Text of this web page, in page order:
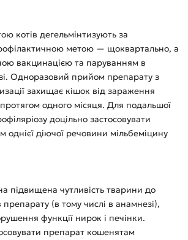
котів дегельмінтизують за
метою — щоквартально, а
вакцинацією та паруванням в
Одноразовий прийом препарату з
захищає кішок від зараження
одного місяця. Для подальшої
доцільно застосовувати
однієї діючої речовини мільбеміцину
підвищена чутливість тварини до
препарату (в тому числі в анамнезі),
функції нирок і печінки.
препарат кошенятам